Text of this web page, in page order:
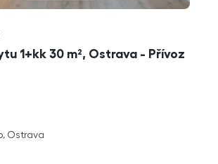
1+kk 30 m², Ostrava - Přívoz
Ostrava